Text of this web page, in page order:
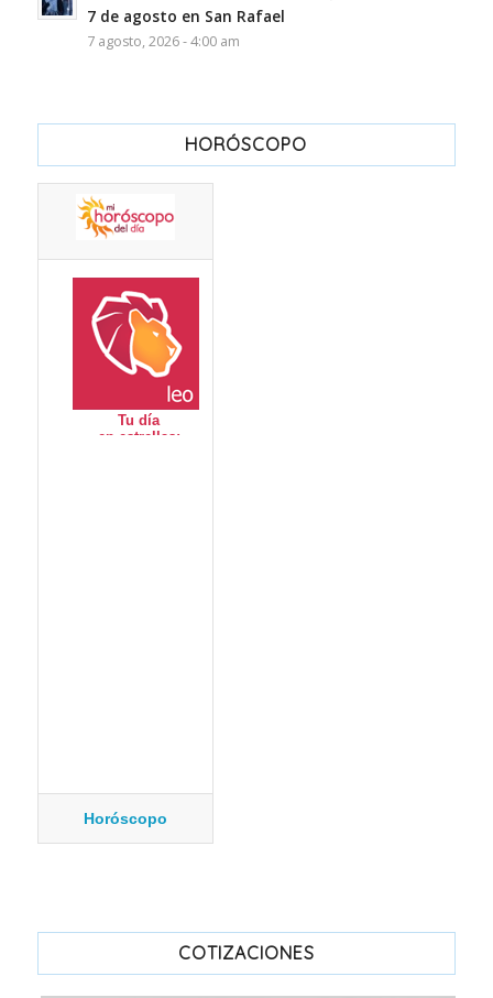
7 de agosto en San Rafael
7 agosto, 2026 - 4:00 am
HORÓSCOPO
Horóscopo
COTIZACIONES